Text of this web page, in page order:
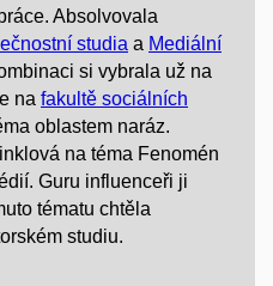
Absolvovala
studia a Mediální
si vybrala už na
na fakultě sociálních
oblastem naráz.
na téma Fenomén
Guru influenceři ji
tématu chtěla
studiu.